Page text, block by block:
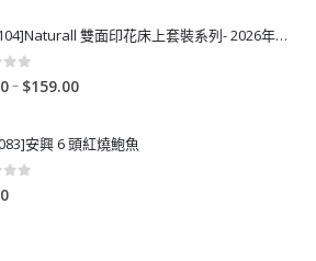
[A608104]Naturall 雙面印花床上套裝系列- 2026年秋季新款
of 5
– $159.00P
c
安興 6 頭紅燒鮑魚
of 5